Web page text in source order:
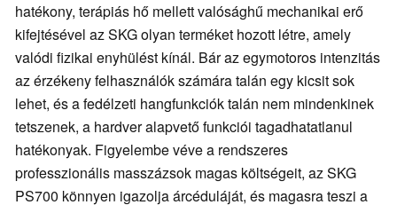
hatékony, terápiás hő mellett valósághű mechanikai erő
kifejtésével az SKG olyan terméket hozott létre, amely
valódi fizikai enyhülést kínál. Bár az egymotoros intenzitás
az érzékeny felhasználók számára talán egy kicsit sok
lehet, és a fedélzeti hangfunkciók talán nem mindenkinek
tetszenek, a hardver alapvető funkciói tagadhatatlanul
hatékonyak. Figyelembe véve a rendszeres
professzionális masszázsok magas költségeit, az SKG
PS700 könnyen igazolja árcéduláját, és magasra teszi a